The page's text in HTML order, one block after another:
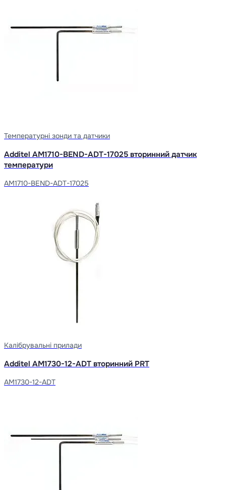
Температурні зонди та датчики
Additel AM1710-BEND-ADT-17025 вторинний датчик
температури
AM1710-BEND-ADT-17025
Калібрувальні прилади
Additel AM1730-12-ADT вторинний PRT
AM1730-12-ADT